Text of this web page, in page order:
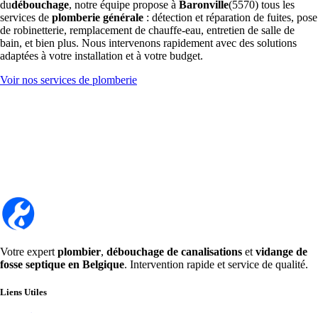
dudébouchage, notre équipe propose à Baronville(5570) tous les
services de plomberie générale : détection et réparation de fuites, pose
de robinetterie, remplacement de chauffe-eau, entretien de salle de
bain, et bien plus. Nous intervenons rapidement avec des solutions
adaptées à votre installation et à votre budget.
Voir nos services de plomberie
Votre expert plombier, débouchage de canalisations et vidange de
fosse septique en Belgique. Intervention rapide et service de qualité.
Liens Utiles